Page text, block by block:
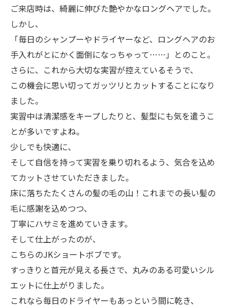
ご来店時は、綺麗に伸びた艶やかなロングヘアでした。
しかし、
「毎日のシャンプーやドライヤーなど、ロングヘアのお
手入れがとにかく面倒になっちゃって……」とのこと。
さらに、これから大切な実習が控えているそうで、
この機会に思い切ってガッツリとカットすることになり
ました。
実習中は清潔感をキープしたりと、髪型にも気を遣うこ
とが多いですよね。
少しでも快適に、
そして自信を持って実習を乗り切れるよう、気合を込め
てカットさせていただきました。
床に落ちたたくさんの髪の毛の山！これまでの長い髪の
毛に感謝を込めつつ、
丁寧にハサミを進めていきます。
そして仕上がったのが、
こちらのJKショートボブです。
すっきりと首元が見える長さで、丸みのある可愛いシル
エットに仕上がりました。
これなら毎日のドライヤーもあっという間に乾き、